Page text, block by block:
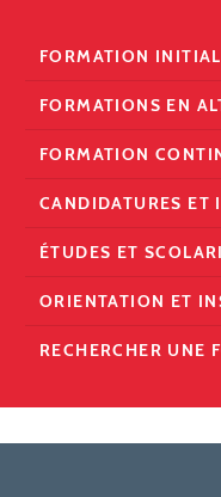
FORMATION
FORMATIONS EN
FORMATION
CANDIDATURES ET
ÉTUDES ET
ORIENTATION ET
RECHERCHER UNE